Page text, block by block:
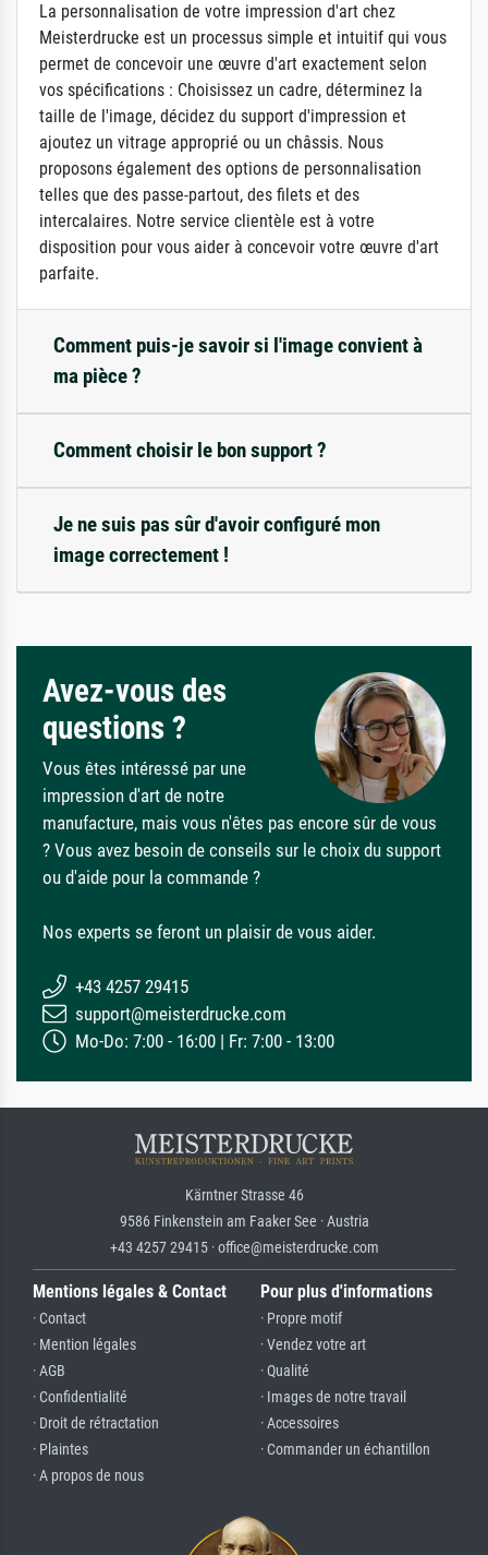
La personnalisation de votre impression d'art chez
Meisterdrucke est un processus simple et intuitif qui vous
permet de concevoir une œuvre d'art exactement selon
vos spécifications : Choisissez un cadre, déterminez la
taille de l'image, décidez du support d'impression et
ajoutez un vitrage approprié ou un châssis. Nous
proposons également des options de personnalisation
telles que des passe-partout, des filets et des
intercalaires. Notre service clientèle est à votre
disposition pour vous aider à concevoir votre œuvre d'art
parfaite.
Comment puis-je savoir si l'image convient à
ma pièce ?
Comment choisir le bon support ?
Je ne suis pas sûr d'avoir configuré mon
image correctement !
Avez-vous des
questions ?
Vous êtes intéressé par une
impression d'art de notre
manufacture, mais vous n'êtes pas encore sûr de vous
? Vous avez besoin de conseils sur le choix du support
ou d'aide pour la commande ?
Nos experts se feront un plaisir de vous aider.
+43 4257 29415
support@meisterdrucke.com
Mo-Do: 7:00 - 16:00 | Fr: 7:00 - 13:00
Kärntner Strasse 46
9586 Finkenstein am Faaker See · Austria
+43 4257 29415 · office@meisterdrucke.com
Mentions légales & Contact
· Contact
· Mention légales
· AGB
· Confidentialité
· Droit de rétractation
· Plaintes
· A propos de nous
Pour plus d'informations
· Propre motif
· Vendez votre art
· Qualité
· Images de notre travail
· Accessoires
· Commander un échantillon